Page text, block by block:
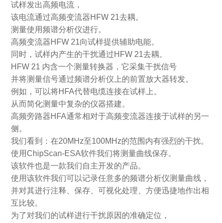
试样发出高频电流，
该电流通过高频变流器HFW 21去耦。
测量使用频谱分析仪进行。
高频变流器HFW 21向试样提供辅助电能。
同时，试样内产生的干扰通过HFW 21去耦。
HFW 21 内含一个测量转换器，它采集干扰信号
并将测量信号通过频谱分析仪上的前置放大器转发。
例如，可以将HFA代替电缆连接在试样上。
从而简化测量中复杂的仪器搭建。
高频旁路器HFA通常相对于高频变流器连接于试样的另一
侧。
我们看到：在20MHz至100MHz的范围内有强烈的干扰。
使用ChipScan-ESA软件我们将测量曲线保存。
该软件也是一款我们自主开发的产品。
使用该软件我们可以记录任意多的频谱分析仪测量曲线，
并对其进行注释、保存、可视化处理、方便迅捷地作出相
互比较。
为了对我们的试样进行干扰原因的准确定位，